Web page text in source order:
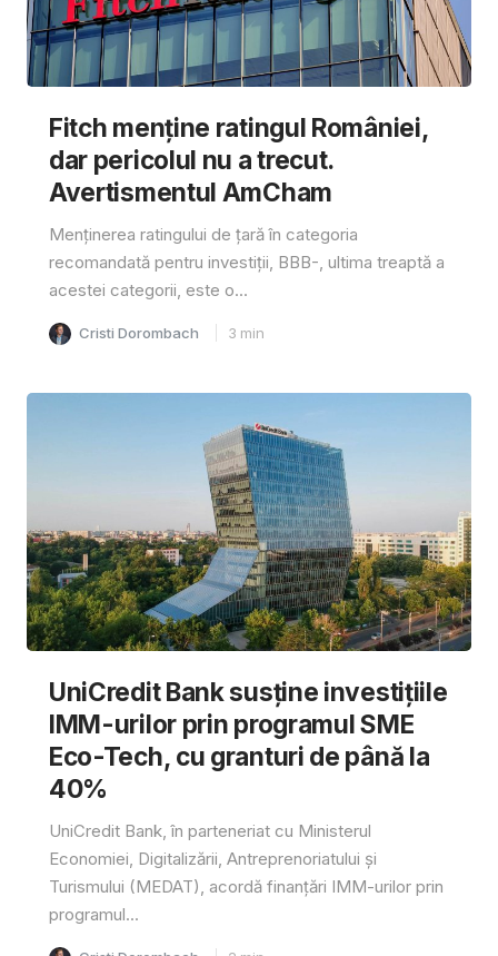
Fitch menține ratingul României,
dar pericolul nu a trecut.
Avertismentul AmCham
Menținerea ratingului de țară în categoria
recomandată pentru investiții, BBB-, ultima treaptă a
acestei categorii, este o...
Cristi Dorombach 3 min
UniCredit Bank susține investițiile
IMM-urilor prin programul SME
Eco-Tech, cu granturi de până la
40%
UniCredit Bank, în parteneriat cu Ministerul
Economiei, Digitalizării, Antreprenoriatului și
Turismului (MEDAT), acordă finanțări IMM-urilor prin
programul...